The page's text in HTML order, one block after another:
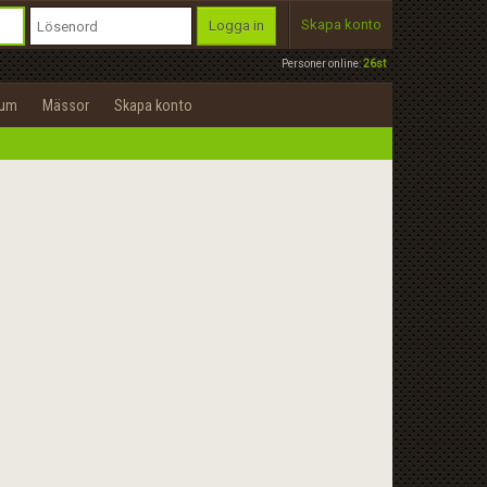
Personer online:26st
Logga in Skapa konto
Mässor Skapa konto